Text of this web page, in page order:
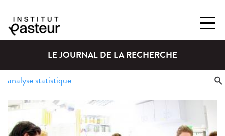
LE JOURNAL DE LA RECHERCHE